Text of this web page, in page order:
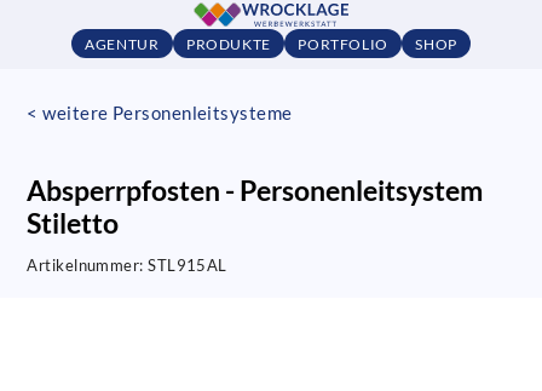
AGENTUR PRODUKTE PORTFOLIO SHOP
< weitere Personenleitsysteme
Absperrpfosten - Personenleitsystem
Stiletto
Artikelnummer:STL915AL